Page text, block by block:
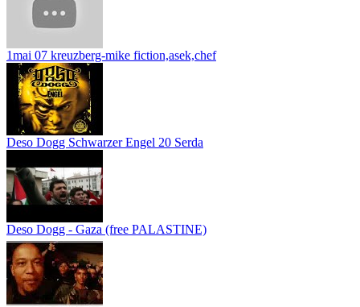
1mai 07 kreuzberg-mike fiction,asek,chef
Deso Dogg Schwarzer Engel 20 Serda
Deso Dogg - Gaza (free PALASTINE)